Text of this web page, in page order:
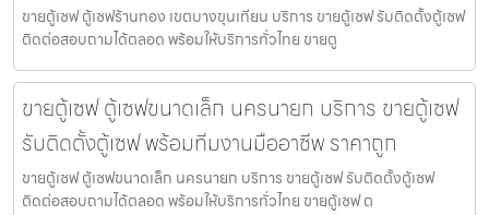
ขายตู้เซฟ ตู้เซฟร้านทอง เขตบางขุนเทียน บริการ ขายตู้เซฟ รับติดตั้งตู้เซฟ
ติดต่อสอบถามได้ตลอด พร้อมให้บริการทั่วไทย ขายตู
ขายตู้เซฟ ตู้เซฟขนาดเล็ก นครนายก บริการ ขายตู้เซฟ
รับติดตั้งตู้เซฟ พร้อมทีมงานมืออาชีพ ราคาถูก
ขายตู้เซฟ ตู้เซฟขนาดเล็ก นครนายก บริการ ขายตู้เซฟ รับติดตั้งตู้เซฟ
ติดต่อสอบถามได้ตลอด พร้อมให้บริการทั่วไทย ขายตู้เซฟ ต